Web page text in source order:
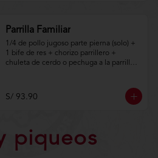
Parrilla Familiar
1/4 de pollo jugoso parte pierna (solo) +
1 bife de res + chorizo parrillero +
chuleta de cerdo o pechuga a la parrilla +
Aplica terminos y
S/ 93.90
piqueos